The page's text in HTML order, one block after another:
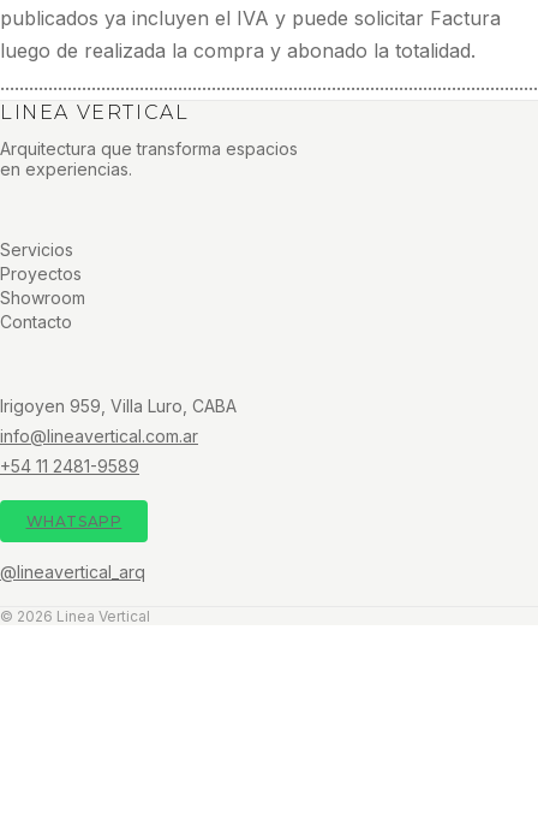
publicados ya incluyen el IVA y puede solicitar Factura
luego de realizada la compra y abonado la totalidad.
LINEA VERTICAL
Arquitectura que transforma espacios
en experiencias.
Servicios
Proyectos
Showroom
Contacto
Irigoyen 959, Villa Luro, CABA
info@lineavertical.com.ar
+54 11 2481-9589
WHATSAPP
@lineavertical_arq
© 2026 Linea Vertical